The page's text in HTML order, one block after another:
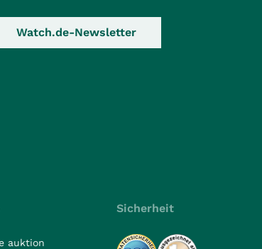
Watch.de-Newsletter
auktion
Sicherheit